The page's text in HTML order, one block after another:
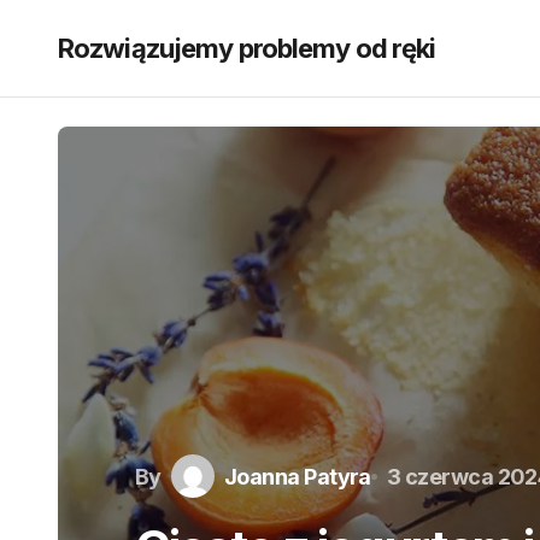
Rozwiązujemy problemy od ręki
By Joanna Patyra 3 czerwca